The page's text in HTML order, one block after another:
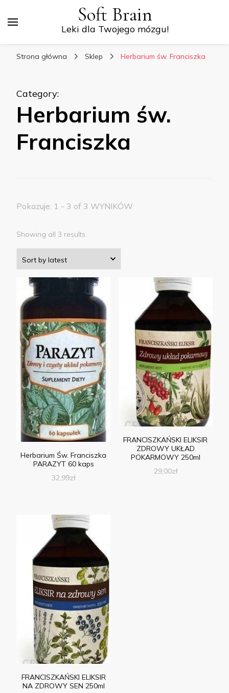
Soft Brain
Leki dla Twojego mózgu!
Strona główna Sklep Herbarium św. Franciszka
Category:
Herbarium św.
Franciszka
Pokazuje: 1 - 3 of 3 WYNIKÓW
Showing all 3 results
Herbarium Św. Franciszka
PARAZYT 60 kaps
32,99zł
FRANCISZKAŃSKI ELIKSIR
ZDROWY UKŁAD
POKARMOWY 250ml
29,00zł
FRANCISZKAŃSKI ELIKSIR
NA ZDROWY SEN 250ml